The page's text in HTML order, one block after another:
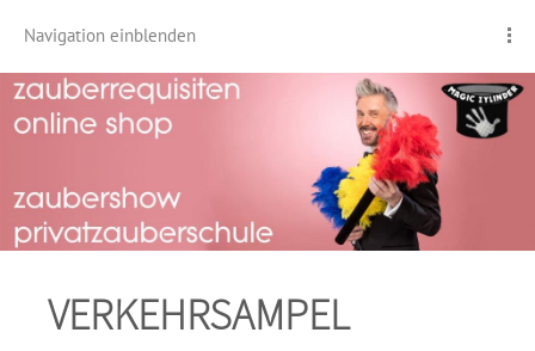
Navigation einblenden
VERKEHRSAMPEL